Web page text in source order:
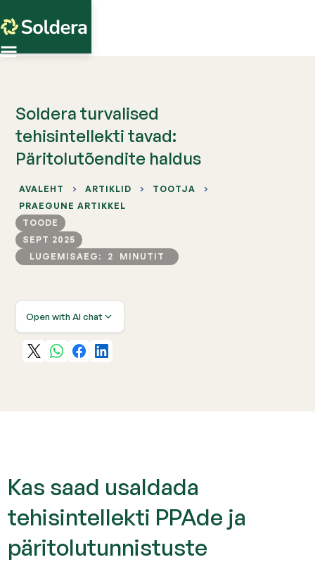
AVALEHT ARTIKLID
TOOTJA
PRAEGUNE ARTIKKEL
TOODE
SEPT 2025
LUGEMISAEG:
2 MINUTIT
Open with AI chat
Soldera turvalised
tehisintellekti tavad:
Päritolutõendite haldus
Kas saad usaldada
tehisintellekti PPAde ja
päritolutunnistuste